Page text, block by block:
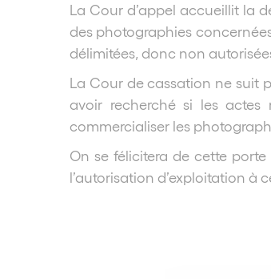
La Cour d’appel accueillit la
des photographies
délimitées, donc non
La Cour de cassation ne suit
avoir recherché si les actes
commercialiser les
On se félicitera de cette
l’autorisation d’exploitation à